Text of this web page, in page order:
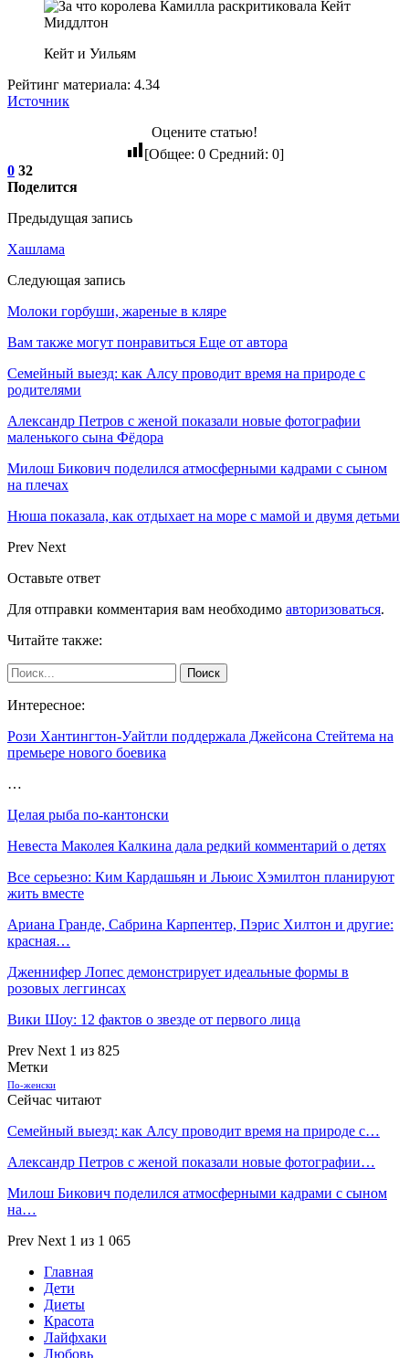
Кейт и Уильям
Рейтинг материала: 4.34
Источник
Оцените статью!
[Общее: 0Средний: 0]
0 32
Поделится
Предыдущая запись
Хашлама
Следующая запись
Молоки горбуши, жареные в кляре
Вам также могут понравиться Еще от автора
Семейный выезд: как Алсу проводит время на природе с
родителями
Александр Петров с женой показали новые фотографии
маленького сына Фёдора
Милош Бикович поделился атмосферными кадрами с сыном
на плечах
Нюша показала, как отдыхает на море с мамой и двумя детьми
Prev Next
Оставьте ответ
Для отправки комментария вам необходимо авторизоваться.
Читайте также:
Интересное:
Рози Хантингтон-Уайтли поддержала Джейсона Стейтема на
премьере нового боевика
…
Целая рыба по-кантонски
Невеста Маколея Калкина дала редкий комментарий о детях
Все серьезно: Ким Кардашьян и Льюис Хэмилтон планируют
жить вместе
Ариана Гранде, Сабрина Карпентер, Пэрис Хилтон и другие:
красная…
Дженнифер Лопес демонстрирует идеальные формы в
розовых леггинсах
Вики Шоу: 12 фактов о звезде от первого лица
Prev Next 1 из 825
Метки
По-женски
Сейчас читают
Семейный выезд: как Алсу проводит время на природе с…
Александр Петров с женой показали новые фотографии…
Милош Бикович поделился атмосферными кадрами с сыном
на…
Prev Next 1 из 1 065
Главная
Дети
Диеты
Красота
Лайфхаки
Любовь